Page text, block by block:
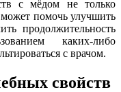
с мёдом не только
помочь улучшить
продолжительность
каких-либо
с врачом.
свойств